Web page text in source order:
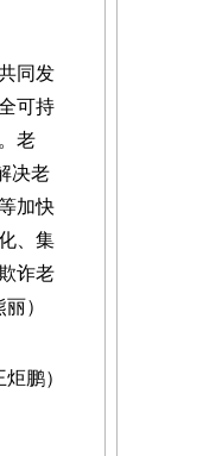
同发
可持
老
决老
加快
、集
诈老
）
鹏）